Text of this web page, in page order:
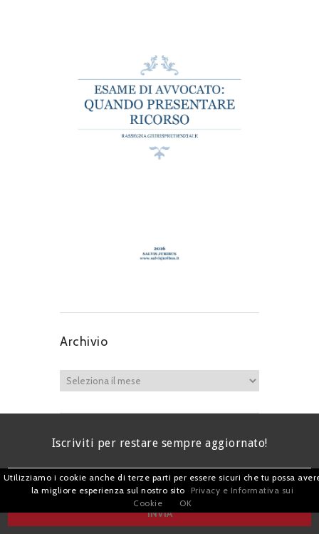
Archivio
Iscriviti per restare sempre aggiornato!
Utilizziamo i cookie anche di terze parti per essere sicuri che tu possa
la migliore esperienza sul nostro sito
Privacy e Informativa sui
Cookie
OK